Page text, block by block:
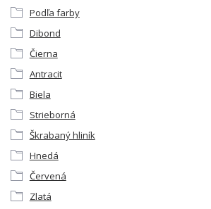
Podľa farby
Dibond
Čierna
Antracit
Biela
Strieborná
Škrabaný hliník
Hnedá
Červená
Zlatá